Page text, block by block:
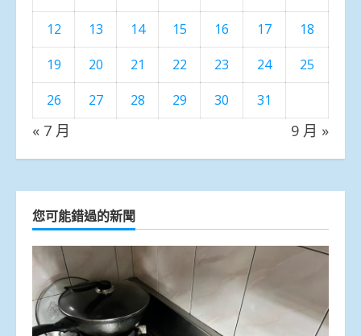
12
13 14 15 16 17
18
19
20 21 22 23 24
25
26
27 28 29 30 31
« 7 月 9 月 »
您可能錯過的新聞